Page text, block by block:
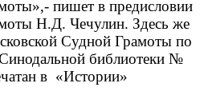
пишет в предисловии
Н.Д. Чечулин. Здесь же
Судной Грамоты по
библиотеки №
в «Истории»